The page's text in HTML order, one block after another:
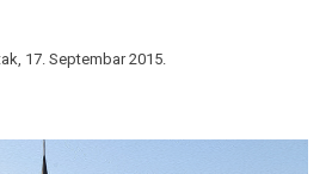
17. Septembar 2015.